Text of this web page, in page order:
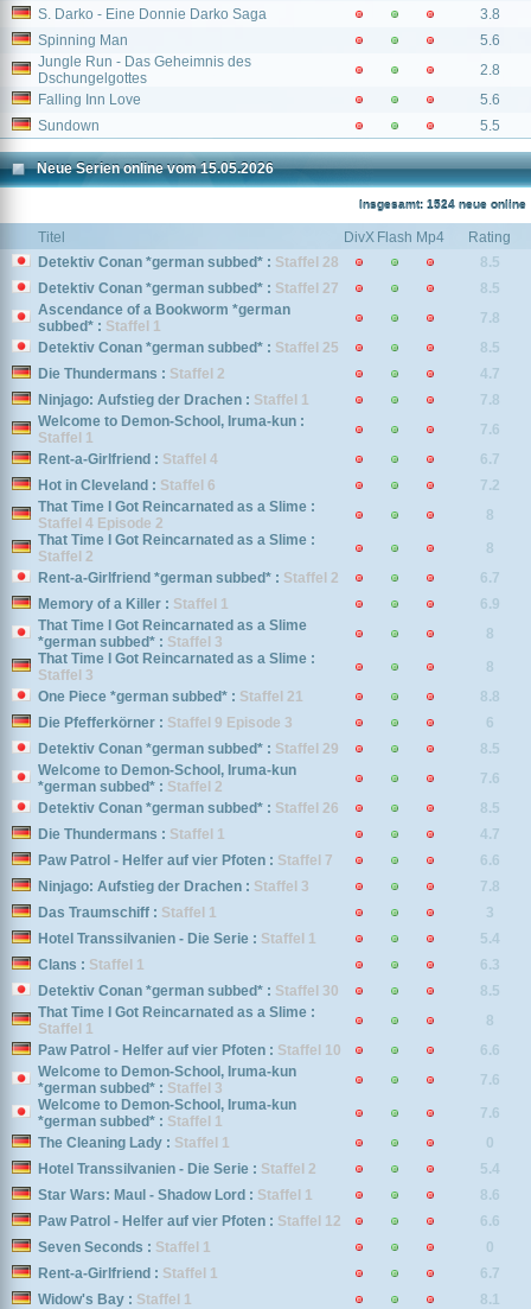
S. Darko - Eine Donnie Darko Saga
3.8
Spinning Man
5.6
Jungle Run - Das Geheimnis des
Dschungelgottes
2.8
Falling Inn Love
5.6
Sundown
5.5
Neue Serien online vom 15.05.2026
Insgesamt: 1524 neue online
Titel DivX Flash Mp4
Rating
Detektiv Conan *german subbed* : Staffel 28
8.5
Detektiv Conan *german subbed* : Staffel 27
8.5
Ascendance of a Bookworm *german
subbed* : Staffel 1
7.8
Detektiv Conan *german subbed* : Staffel 25
8.5
Die Thundermans : Staffel 2
4.7
Ninjago: Aufstieg der Drachen : Staffel 1
7.8
Welcome to Demon-School, Iruma-kun :
Staffel 1
7.6
Rent-a-Girlfriend : Staffel 4
6.7
Hot in Cleveland : Staffel 6
7.2
That Time I Got Reincarnated as a Slime :
Staffel 4 Episode 2
8
That Time I Got Reincarnated as a Slime :
Staffel 2
8
Rent-a-Girlfriend *german subbed* : Staffel 2
6.7
Memory of a Killer : Staffel 1
6.9
That Time I Got Reincarnated as a Slime
*german subbed* : Staffel 3
8
That Time I Got Reincarnated as a Slime :
Staffel 3
8
One Piece *german subbed* : Staffel 21
8.8
Die Pfefferkörner : Staffel 9 Episode 3
6
Detektiv Conan *german subbed* : Staffel 29
8.5
Welcome to Demon-School, Iruma-kun
*german subbed* : Staffel 2
7.6
Detektiv Conan *german subbed* : Staffel 26
8.5
Die Thundermans : Staffel 1
4.7
Paw Patrol - Helfer auf vier Pfoten : Staffel 7
6.6
Ninjago: Aufstieg der Drachen : Staffel 3
7.8
Das Traumschiff : Staffel 1
3
Hotel Transsilvanien - Die Serie : Staffel 1
5.4
Clans : Staffel 1
6.3
Detektiv Conan *german subbed* : Staffel 30
8.5
That Time I Got Reincarnated as a Slime :
Staffel 1
8
Paw Patrol - Helfer auf vier Pfoten : Staffel 10
6.6
Welcome to Demon-School, Iruma-kun
*german subbed* : Staffel 3
7.6
Welcome to Demon-School, Iruma-kun
*german subbed* : Staffel 1
7.6
The Cleaning Lady : Staffel 1
0
Hotel Transsilvanien - Die Serie : Staffel 2
5.4
Star Wars: Maul - Shadow Lord : Staffel 1
8.6
Paw Patrol - Helfer auf vier Pfoten : Staffel 12
6.6
Seven Seconds : Staffel 1
0
Rent-a-Girlfriend : Staffel 1
6.7
Widow's Bay : Staffel 1
8.1